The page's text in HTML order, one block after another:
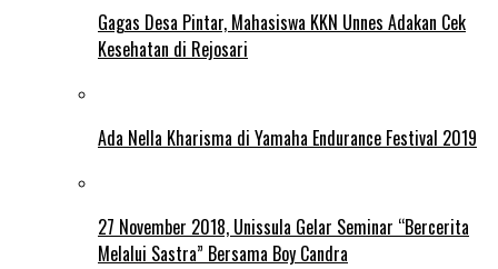
Gagas Desa Pintar, Mahasiswa KKN Unnes Adakan Cek
Kesehatan di Rejosari
Ada Nella Kharisma di Yamaha Endurance Festival 2019
27 November 2018, Unissula Gelar Seminar “Bercerita
Melalui Sastra” Bersama Boy Candra